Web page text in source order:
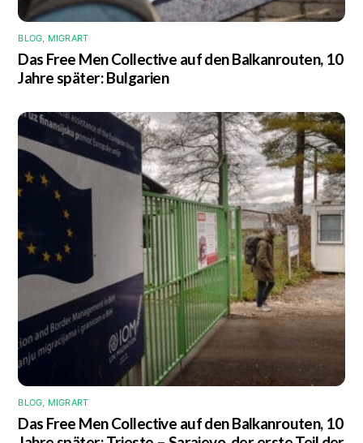
BLOG, MIGRART
Das Free Men Collective auf den Balkanrouten, 10
Jahre später: Bulgarien
BLOG MIGRART
Das Free Men Collective auf den Balkanrouten, 10